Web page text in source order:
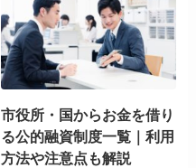
市役所・国からお金を借り
る公的融資制度一覧｜利用
方法や注意点も解説